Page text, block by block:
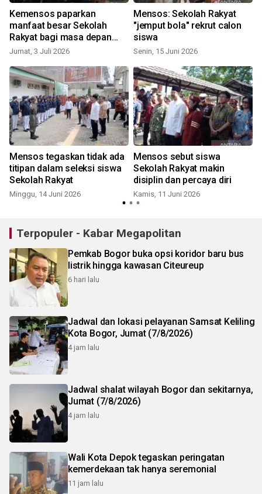
Kemensos paparkan
manfaat besar Sekolah
Rakyat bagi masa depan
bangsa
Jumat, 3 Juli 2026
Mensos: Sekolah Rakyat
"jemput bola" rekrut calon
siswa
Senin, 15 Juni 2026
Mensos tegaskan tidak ada
titipan dalam seleksi siswa
Sekolah Rakyat
Minggu, 14 Juni 2026
Mensos sebut siswa
Sekolah Rakyat makin
disiplin dan percaya diri
Kamis, 11 Juni 2026
Terpopuler - Kabar Megapolitan
Pemkab Bogor buka opsi koridor baru bus
listrik hingga kawasan Citeureup
6 hari lalu
Jadwal dan lokasi pelayanan Samsat Keliling
Kota Bogor, Jumat (7/8/2026)
4 jam lalu
Jadwal shalat wilayah Bogor dan sekitarnya,
Jumat (7/8/2026)
4 jam lalu
Wali Kota Depok tegaskan peringatan
kemerdekaan tak hanya seremonial
11 jam lalu